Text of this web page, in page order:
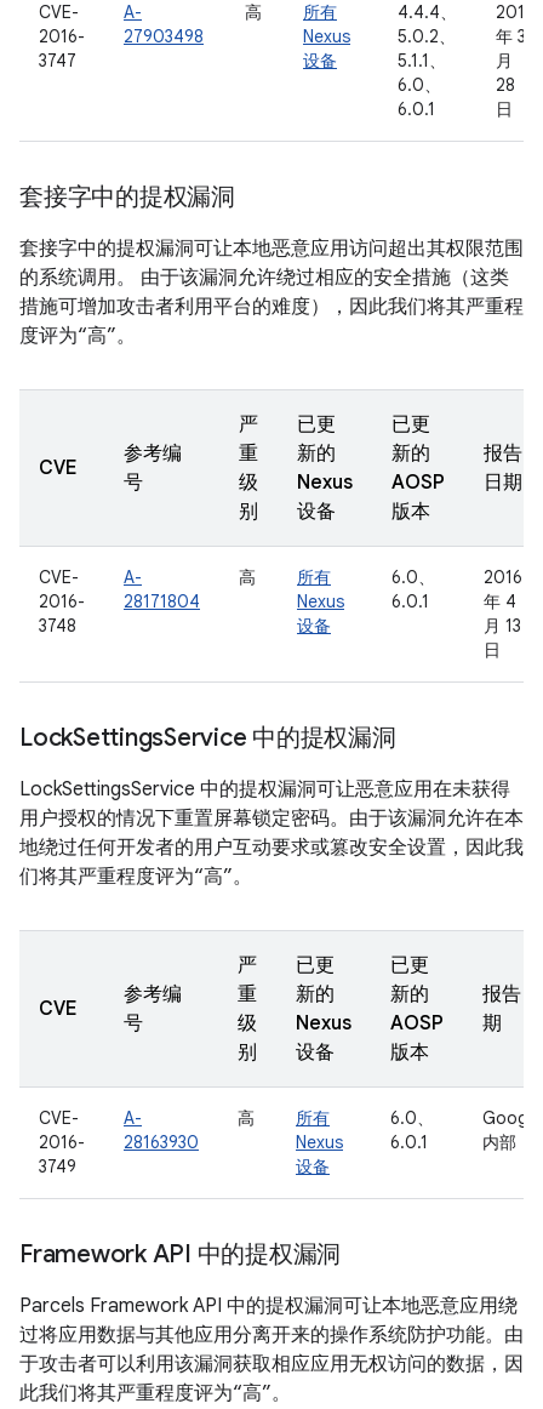
CVE-
2016-
3747
A-
27903498
高
所有
Nexus
设备
4.4.4、
5.0.2、
5.1.1、
6.0、
6.0.1
2016
年 3
月
28
日
套接字中的提权漏洞
套接字中的提权漏洞可让本地恶意应用访问超出其权限范围
的系统调用。 由于该漏洞允许绕过相应的安全措施（这类
措施可增加攻击者利用平台的难度），因此我们将其严重程
度评为“高”。
CVE
参考编
号
严
重
级
别
已更
新的
Nexus
设备
已更
新的
AOSP
版本
报告
日期
CVE-
2016-
3748
A-
28171804
高
所有
Nexus
设备
6.0、
6.0.1
2016
年 4
月 13
日
LockSettingsService 中的提权漏洞
LockSettingsService 中的提权漏洞可让恶意应用在未获得
用户授权的情况下重置屏幕锁定密码。由于该漏洞允许在本
地绕过任何开发者的用户互动要求或篡改安全设置，因此我
们将其严重程度评为“高”。
CVE
参考编
号
严
重
级
别
已更
新的
Nexus
设备
已更
新的
AOSP
版本
报告日
期
CVE-
2016-
3749
A-
28163930
高
所有
Nexus
设备
6.0、
6.0.1
Google
内部
Framework API 中的提权漏洞
Parcels Framework API 中的提权漏洞可让本地恶意应用绕
过将应用数据与其他应用分离开来的操作系统防护功能。由
于攻击者可以利用该漏洞获取相应应用无权访问的数据，因
此我们将其严重程度评为“高”。